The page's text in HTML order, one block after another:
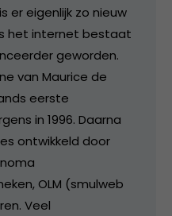
er eigenlijk zo nieuw
het internet bestaat
geworden.
van Maurice de
eerste
in 1996. Daarna
ontwikkeld door
OLM (smulweb
Veel